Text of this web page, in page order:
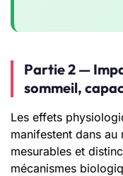
Partie 2 —
sommeil,
Les effets
manifestent dans
mesurables et
mécanismes